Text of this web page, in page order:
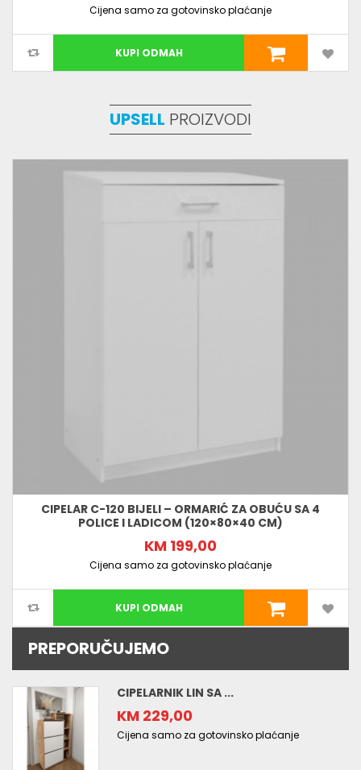
Cijena samo za gotovinsko plaćanje
KUPI ODMAH
UPSELL PROIZVODI
CIPELAR C-120 BIJELI – ORMARIĆ ZA OBUĆU SA 4
POLICE I LADICOM (120×80×40 CM)
KM 199,00
Cijena samo za gotovinsko plaćanje
KUPI ODMAH
PREPORUČUJEMO
CIPELARNIK LIN SA ...
KM 229,00
Cijena samo za gotovinsko plaćanje